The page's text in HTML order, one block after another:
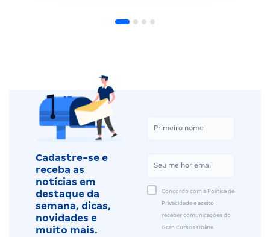
Cadastre-se e
receba as
notícias em
destaque da
semana, dicas,
novidades e
muito mais.
Concordo com a Política de
Privacidade e aceito
receber comunicações do
Gran Cursos Online.